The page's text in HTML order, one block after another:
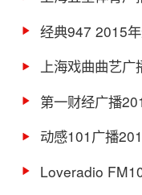
经典947 2015
上海戏曲曲艺
第一财经广播
动感101广播
Loveradio